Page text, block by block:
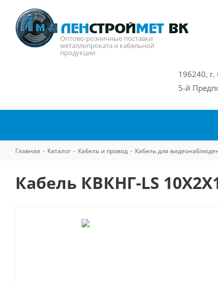
Оптово-розничные поставки
металлопроката и кабельной
продукции
196240, г.
5-й
Главная - Каталог - Кабель и провод - Кабель для
Кабель КВКНГ-LS